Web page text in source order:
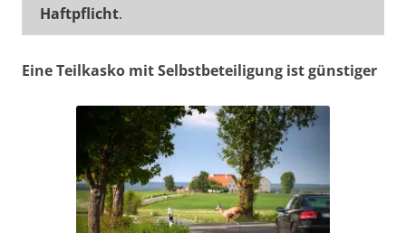
Haftpflicht.
Eine Teilkasko mit Selbstbeteiligung ist günstiger